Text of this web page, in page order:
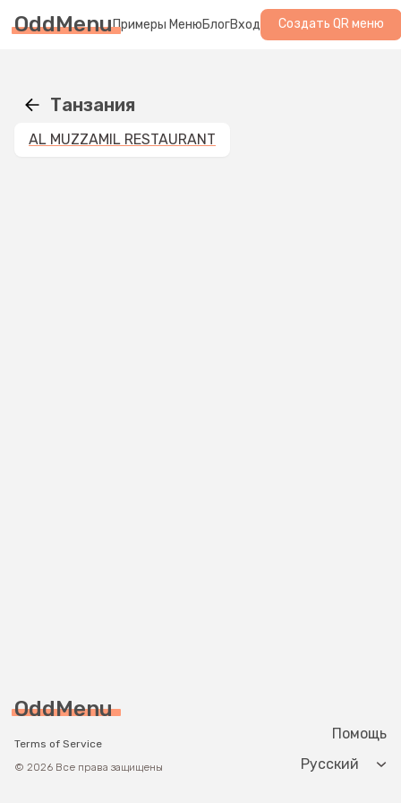
OddMenuПримеры МенюБлогВход Создать QR меню
Танзания
AL MUZZAMIL RESTAURANT
OddMenu
Terms of Service
© 2026 Все права защищены
Помощь
Change